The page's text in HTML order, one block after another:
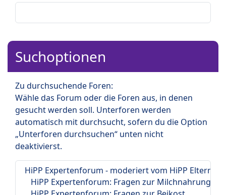
Suchoptionen
Zu durchsuchende Foren:
Wähle das Forum oder die Foren aus, in denen
gesucht werden soll. Unterforen werden
automatisch mit durchsucht, sofern du die Option
„Unterforen durchsuchen“ unten nicht
deaktivierst.